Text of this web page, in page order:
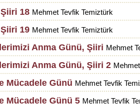
18 Mehmet Tevfik Temiztürk
19 Mehmet Tevfik Temiztürk
Anma Günü, Şiiri Mehmet
Anma Günü, Şiiri 2
Mücadele Günü Mehmet Tevfik
Mücadele Günü 5 Mehmet Tevfik